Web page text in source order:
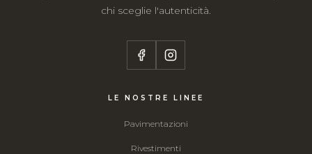
chi sceglie l'autenticità.
LE NOSTRE LINEE
Pavimentazioni
Rivestimenti